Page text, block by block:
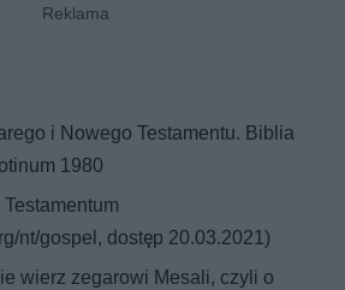
i Nowego Testamentu. Biblia
1980
nt/gospel, dostęp 20.03.2021)
wierz zegarowi Mesali, czyli o